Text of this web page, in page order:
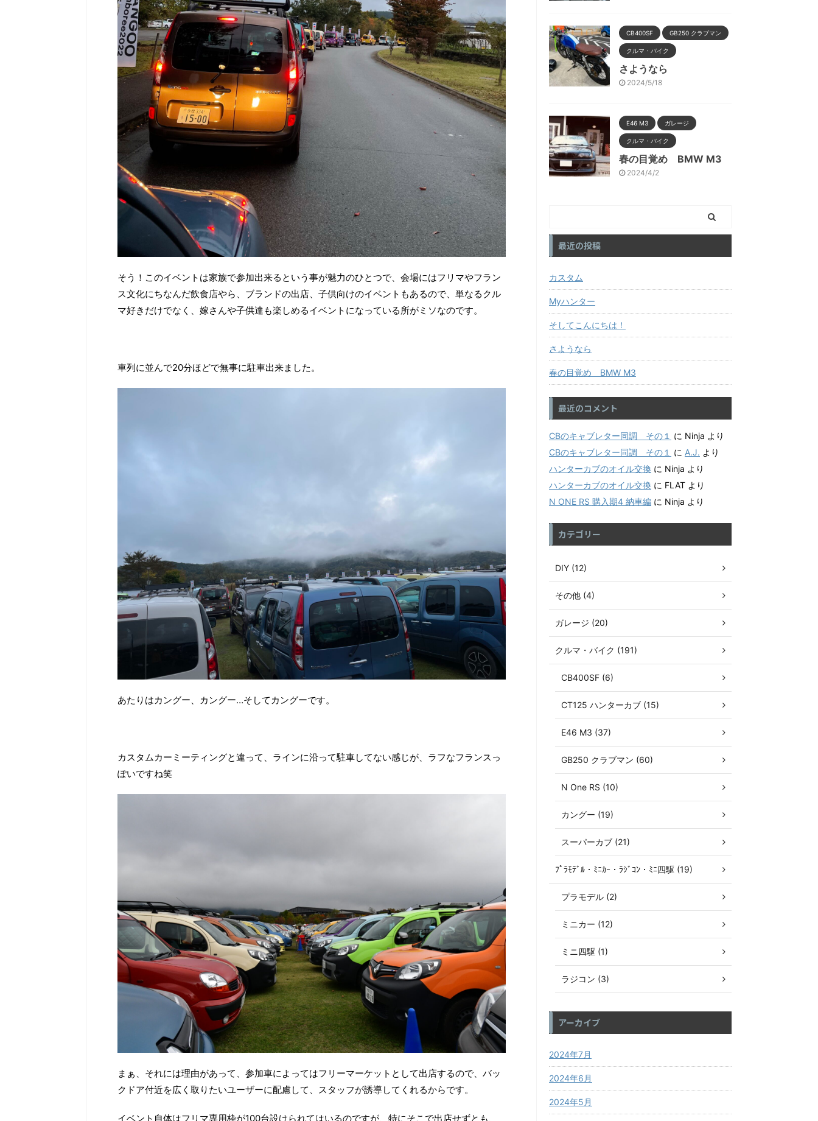
そう！このイベントは家族で参加出来るという事が魅力のひとつで、会場にはフリマやフラン
ス文化にちなんだ飲食店やら、ブランドの出店、子供向けのイベントもあるので、単なるクル
マ好きだけでなく、嫁さんや子供達も楽しめるイベントになっている所がミソなのです。
車列に並んで20分ほどで無事に駐車出来ました。
あたりはカングー、カングー…そしてカングーです。
カスタムカーミーティングと違って、ラインに沿って駐車してない感じが、ラフなフランスっ
ぽいですね笑
まぁ、それには理由があって、参加車によってはフリーマーケットとして出店するので、バッ
クドア付近を広く取りたいユーザーに配慮して、スタッフが誘導してくれるからです。
イベント自体はフリマ専用枠が100台設けられてはいるのですが、特にそこで出店せずとも、
CB400SF GB250 クラブマン
クルマ・バイク
さようなら
2024/5/18
E46 M3 ガレージ
クルマ・バイク
春の目覚め BMW M3
2024/4/2
最近の投稿
カスタム
Myハンター
そしてこんにちは！
さようなら
春の目覚め BMW M3
最近のコメント
CBのキャブレター同調 その１ に Ninja より
CBのキャブレター同調 その１
に A.J. より
ハンターカブのオイル交換 に Ninja より
ハンターカブのオイル交換 に FLAT より
N ONE RS 購入期4 納車編 に Ninja より
カテゴリー
DIY (12)
その他 (4)
ガレージ (20)
クルマ・バイク (191)
CB400SF (6)
CT125 ハンターカブ (15)
E46 M3 (37)
GB250 クラブマン (60)
N One RS (10)
カングー (19)
スーパーカブ (21)
ﾌﾟﾗﾓﾃﾞﾙ・ﾐﾆｶｰ・ﾗｼﾞｺﾝ・ﾐﾆ四駆 (19)
プラモデル (2)
ミニカー (12)
ミニ四駆 (1)
ラジコン (3)
アーカイブ
2024年7月
2024年6月
2024年5月